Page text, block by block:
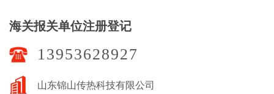
海关报关单位注册登记
13953628927
山东锦山传热科技有限公司